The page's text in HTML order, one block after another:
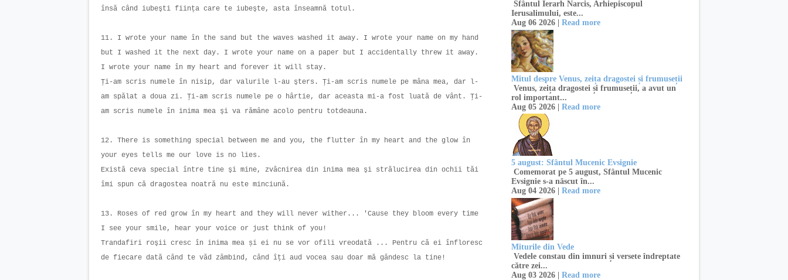
însă când iubeşti fiinţa care te iubeşte, asta înseamnă totul.
11. I wrote your name în the sand but the waves washed it away. I wrote your name on my hand
but I washed it the next day. I wrote your name on a paper but I accidentally threw it away.
I wrote your name în my heart and forever it will stay.
Ţi-am scris numele în nisip, dar valurile l-au şters. Ţi-am scris numele pe mâna mea, dar l-
am spălat a doua zi. Ţi-am scris numele pe o hârtie, dar aceasta mi-a fost luată de vânt. Ţi-
am scris numele în inima mea şi va rămâne acolo pentru totdeauna.
12. There is something special between me and you, the flutter în my heart and the glow în
your eyes tells me our love is no lies.
Există ceva special între tine şi mine, zvâcnirea din inima mea şi strălucirea din ochii tăi
îmi spun că dragostea noatră nu este minciună.
13. Roses of red grow în my heart and they will never wither... 'Cause they bloom every time
I see your smile, hear your voice or just think of you!
Trandafiri roşii cresc în inima mea și ei nu se vor ofili vreodată ... Pentru că ei înfloresc
de fiecare dată când te văd zâmbind, când îţi aud vocea sau doar mă gândesc la tine!
Sfântul Ierarh Narcis, Arhiepiscopul
Ierusalimului, este...
Aug 06 2026 | Read more
Mitul despre Venus, zeița dragostei și frumuseții
Venus, zeița dragostei și frumuseții, a avut un
rol important...
Aug 05 2026 | Read more
5 august: Sfântul Mucenic Evsignie
Comemorat pe 5 august, Sfântul Mucenic
Evsignie s-a născut în...
Aug 04 2026 | Read more
Miturile din Vede
Vedele constau din imnuri și versete îndreptate
către zei...
Aug 03 2026 | Read more